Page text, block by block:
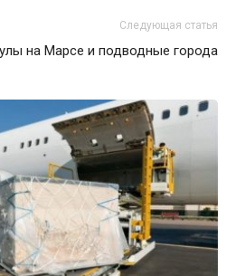
Следующая статья
на Марсе и подводные города